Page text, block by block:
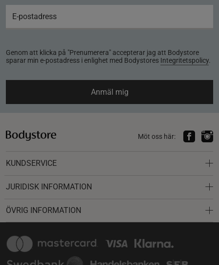
Genom att klicka på "Prenumerera" accepterar jag att Bodystore
sparar min e-postadress i enlighet med Bodystores Integritetspolicy.
Anmäl mig
Möt oss här:
KUNDSERVICE
JURIDISK INFORMATION
ÖVRIG INFORMATION